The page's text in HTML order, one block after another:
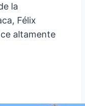
la
Félix
altamente